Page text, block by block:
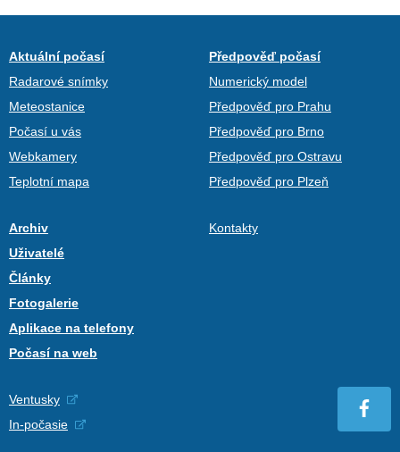
Aktuální počasí
Radarové snímky
Meteostanice
Počasí u vás
Webkamery
Teplotní mapa
Předpověď počasí
Numerický model
Předpověď pro Prahu
Předpověď pro Brno
Předpověď pro Ostravu
Předpověď pro Plzeň
Archiv
Uživatelé
Články
Fotogalerie
Aplikace na telefony
Počasí na web
Kontakty
Ventusky
In-počasie